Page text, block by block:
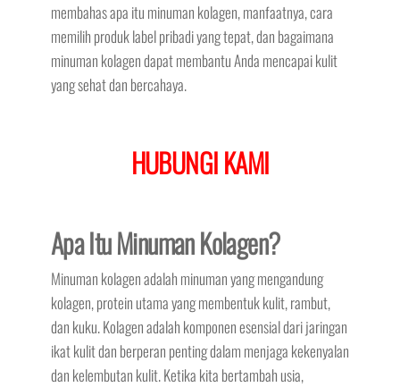
membahas apa itu minuman kolagen, manfaatnya, cara
memilih produk label pribadi yang tepat, dan bagaimana
minuman kolagen dapat membantu Anda mencapai kulit
yang sehat dan bercahaya.
HUBUNGI KAMI
Apa Itu Minuman Kolagen?
Minuman kolagen adalah minuman yang mengandung
kolagen, protein utama yang membentuk kulit, rambut,
dan kuku. Kolagen adalah komponen esensial dari jaringan
ikat kulit dan berperan penting dalam menjaga kekenyalan
dan kelembutan kulit. Ketika kita bertambah usia,